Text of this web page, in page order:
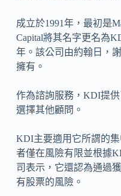
成立於1991年，最初是
Capital將其名字更名為
年。該公司由約翰日，
擁有。
作為諮詢服務，KDI提
選擇其他顧問。
KDI主要適用它所謂的
者僅在風險有限並根據
司表示，它還認為通過
有股票的風險。